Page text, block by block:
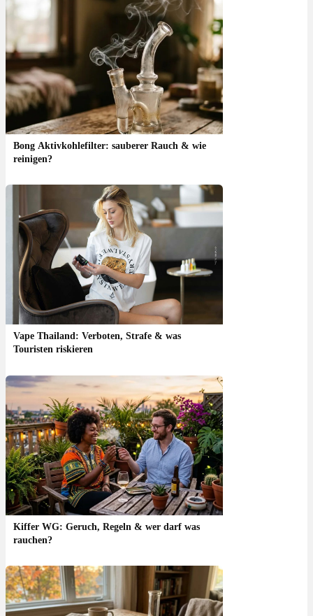
Bong Aktivkohlefilter: sauberer Rauch & wie
reinigen?
Vape Thailand: Verboten, Strafe & was
Touristen riskieren
Kiffer WG: Geruch, Regeln & wer darf was
rauchen?